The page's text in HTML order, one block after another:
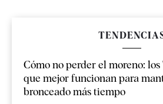
Cómo no perder el moreno:
que mejor funcionan para
bronceado más tiempo